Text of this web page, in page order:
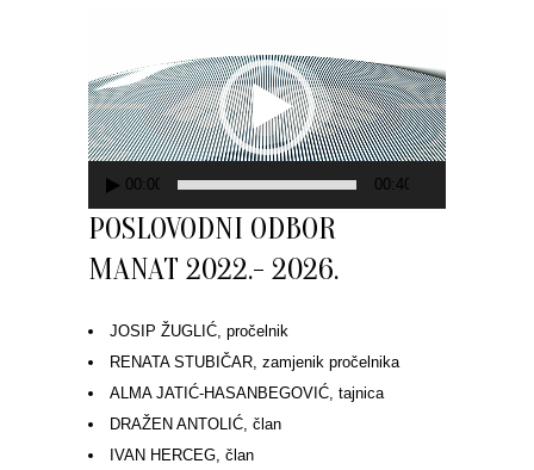
00:00 00:40
POSLOVODNI ODBOR
MANAT 2022.- 2026.
JOSIP ŽUGLIĆ, pročelnik
RENATA STUBIČAR, zamjenik pročelnika
ALMA JATIĆ-HASANBEGOVIĆ, tajnica
DRAŽEN ANTOLIĆ, član
IVAN HERCEG, član